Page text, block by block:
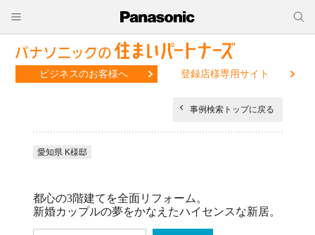
ビジネスのお客様へ 登録店様専用サイト
事例検索トップに戻る
愛知県 K様邸
都心の3階建てを全面リフォーム。
新婚カップルの夢をかなえたハイセンスな新居。